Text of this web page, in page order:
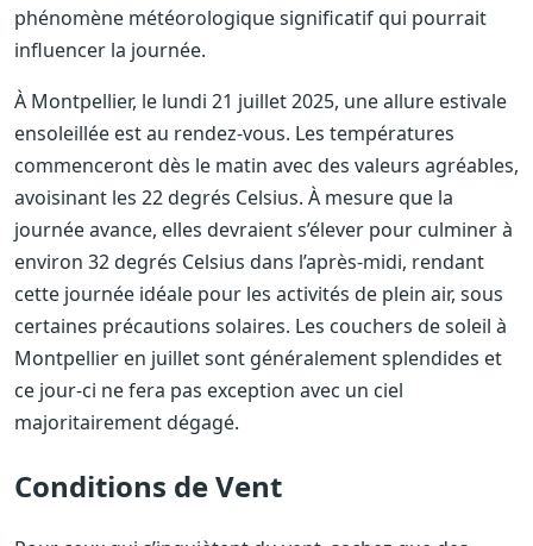
phénomène météorologique significatif qui pourrait
influencer la journée.
À Montpellier, le lundi 21 juillet 2025, une allure estivale
ensoleillée est au rendez-vous. Les températures
commenceront dès le matin avec des valeurs agréables,
avoisinant les 22 degrés Celsius. À mesure que la
journée avance, elles devraient s’élever pour culminer à
environ 32 degrés Celsius dans l’après-midi, rendant
cette journée idéale pour les activités de plein air, sous
certaines précautions solaires. Les couchers de soleil à
Montpellier en juillet sont généralement splendides et
ce jour-ci ne fera pas exception avec un ciel
majoritairement dégagé.
Conditions de Vent